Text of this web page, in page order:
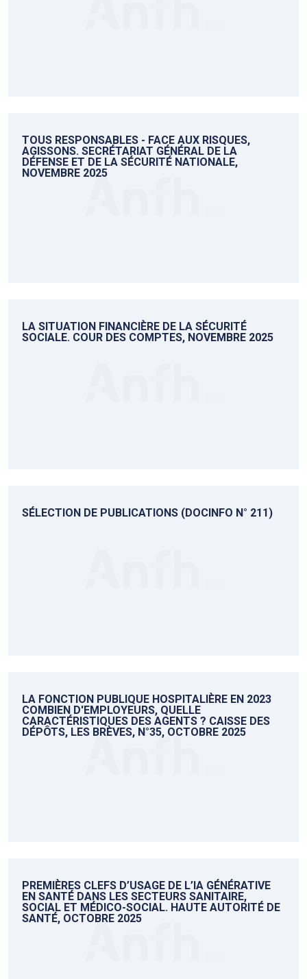
TOUS RESPONSABLES - FACE AUX RISQUES,
AGISSONS. SECRÉTARIAT GÉNÉRAL DE LA
DÉFENSE ET DE LA SÉCURITÉ NATIONALE,
NOVEMBRE 2025
LA SITUATION FINANCIÈRE DE LA SÉCURITÉ
SOCIALE. COUR DES COMPTES, NOVEMBRE 2025
SÉLECTION DE PUBLICATIONS (DOCINFO N° 211)
LA FONCTION PUBLIQUE HOSPITALIÈRE EN 2023
COMBIEN D'EMPLOYEURS, QUELLE
CARACTÉRISTIQUES DES AGENTS ? CAISSE DES
DÉPÔTS, LES BRÈVES, N°35, OCTOBRE 2025
PREMIÈRES CLEFS D’USAGE DE L’IA GÉNÉRATIVE
EN SANTÉ DANS LES SECTEURS SANITAIRE,
SOCIAL ET MÉDICO-SOCIAL. HAUTE AUTORITÉ DE
SANTÉ, OCTOBRE 2025